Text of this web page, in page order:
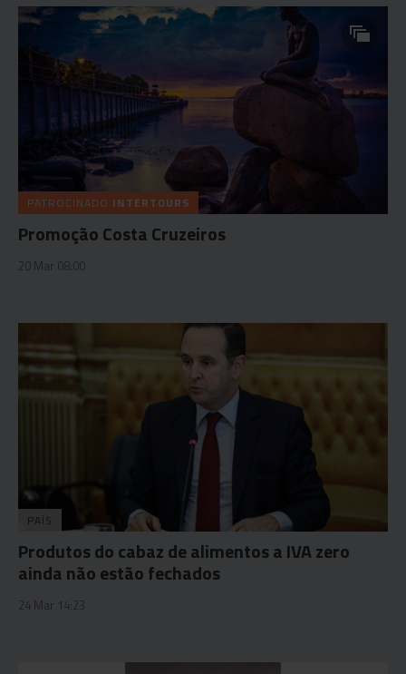
PATROCINADO INTERTOURS
Promoção Costa Cruzeiros
20 Mar 08:00
PAÍS
Produtos do cabaz de alimentos a IVA zero
ainda não estão fechados
24 Mar 14:23